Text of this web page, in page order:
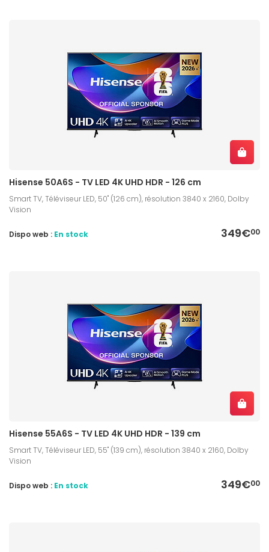
Hisense 50A6S - TV LED 4K UHD HDR - 126 cm
Smart TV, Téléviseur LED, 50" (126 cm), résolution 3840 x 2160, Dolby
Vision
349€00
Dispo web : En stock
Hisense 55A6S - TV LED 4K UHD HDR - 139 cm
Smart TV, Téléviseur LED, 55" (139 cm), résolution 3840 x 2160, Dolby
Vision
349€00
Dispo web : En stock